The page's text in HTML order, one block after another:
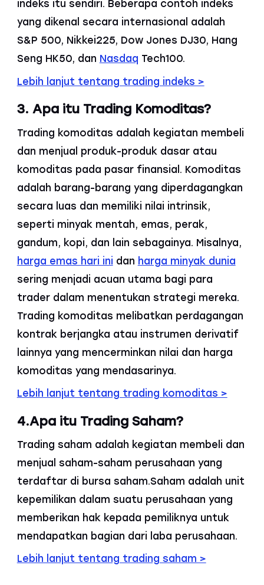
indeks itu sendiri. Beberapa contoh indeks
yang dikenal secara internasional adalah
S&P 500, Nikkei225, Dow Jones DJ30, Hang
Seng HK50, dan Nasdaq Tech100.
Lebih lanjut tentang trading indeks >
3. Apa itu Trading Komoditas?
Trading komoditas adalah kegiatan membeli
dan menjual produk-produk dasar atau
komoditas pada pasar finansial. Komoditas
adalah barang-barang yang diperdagangkan
secara luas dan memiliki nilai intrinsik,
seperti minyak mentah, emas, perak,
gandum, kopi, dan lain sebagainya. Misalnya,
harga emas hari ini dan harga minyak dunia
sering menjadi acuan utama bagi para
trader dalam menentukan strategi mereka.
Trading komoditas melibatkan perdagangan
kontrak berjangka atau instrumen derivatif
lainnya yang mencerminkan nilai dan harga
komoditas yang mendasarinya.
Lebih lanjut tentang trading komoditas >
4.Apa itu Trading Saham?
Trading saham adalah kegiatan membeli dan
menjual saham-saham perusahaan yang
terdaftar di bursa saham.Saham adalah unit
kepemilikan dalam suatu perusahaan yang
memberikan hak kepada pemiliknya untuk
mendapatkan bagian dari laba perusahaan.
Lebih lanjut tentang trading saham >